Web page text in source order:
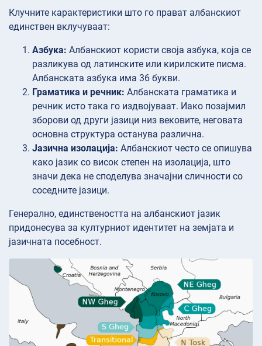
Клучните карактеристики што го прават албанскиот
единствен вклучуваат:
Азбука: Албанскиот користи своја азбука, која се
разликува од латинските или кирилските писма.
Албанската азбука има 36 букви.
Граматика и речник: Албанската граматика и
речник исто така го издвојуваат. Иако позајмил
зборови од други јазици низ вековите, неговата
основна структура останува различна.
Јазична изолација: Албанскиот често се опишува
како јазик со висок степен на изолација, што
значи дека не споделува значајни сличности со
соседните јазици.
Генерално, единствеността на албанскиот јазик
придонесува за културниот идентитет на земјата и
јазичната посебност.